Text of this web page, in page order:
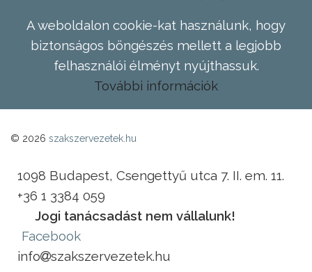
A weboldalon cookie-kat használunk, hogy
biztonságos böngészés mellett a legjobb
felhasználói élményt nyújthassuk.
További információk
© 2026 szakszervezetek.hu
1098 Budapest, Csengettyű utca 7. II. em. 11.
+36 1 3384 059
Jogi tanácsadást nem vállalunk!
Facebook
info
szakszervezetek.hu